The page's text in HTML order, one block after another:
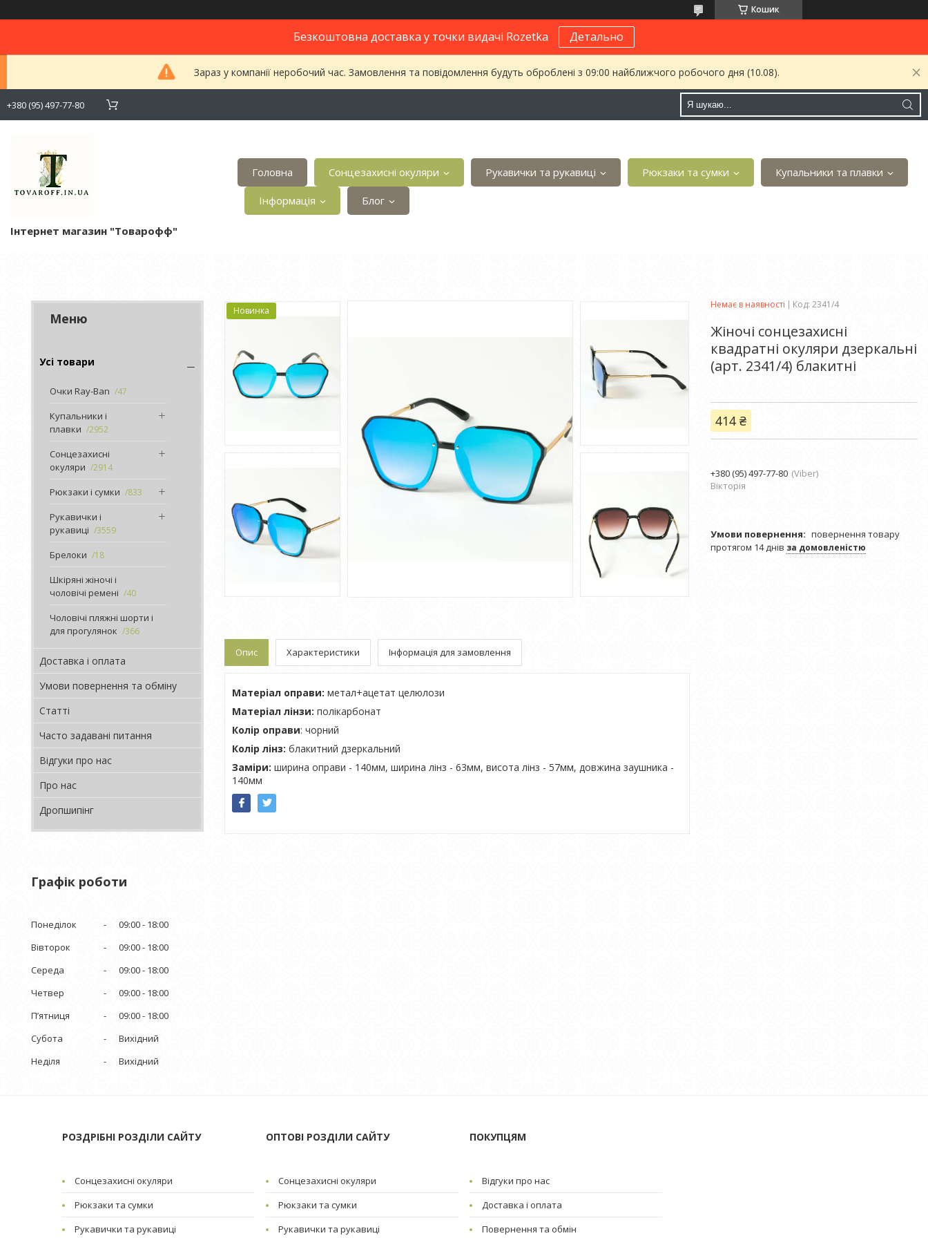
Кошик
Безкоштовна доставка у точки видачі Rozetka Детально
Зараз у компанії неробочий час. Замовлення та повідомлення будуть оброблені з 09:00 найближчого робочого дня (10.08).
+380 (95) 497-77-80
Інтернет магазин "Товарофф"
Головна Сонцезахисні окуляри Рукавички та рукавиці Рюкзаки та сумки Купальники та плавки
Інформація Блог
Усі товари
Очки Ray-Ban 47
Купальники і
плавки
2952
Сонцезахисні
окуляри
2914
Рюкзаки і сумки 833
Рукавички і
рукавиці
3559
Брелоки 18
Шкіряні жіночі і
чоловічі ремені
40
Чоловічі пляжні шорти і
для прогулянок
366
Доставка і оплата
Умови повернення та обміну
Статті
Часто задавані питання
Відгуки про нас
Про нас
Дропшипінг
Графік роботи
Понеділок 09:00
18:00
Вівторок
09:00
18:00
Середа
09:00
18:00
Четвер
09:00
18:00
Пʼятниця
09:00
18:00
Субота
Вихідний
Неділя
Вихідний
Новинка
Опис Характеристики Інформація для замовлення
Матеріал оправи: метал+ацетат целюлози
Матеріал лінзи: полікарбонат
Колір оправи: чорний
Колір лінз: блакитний дзеркальний
Заміри: ширина оправи - 140мм, ширина лінз - 63мм, висота лінз - 57мм, довжина заушника -
140мм
Немає в наявності Код: 2341/4
Жіночі сонцезахисні
квадратні окуляри дзеркальні
(арт. 2341/4) блакитні
414 ₴
+380 (95) 497-77-80 Viber
Вікторія
повернення товару
протягом 14 днів за домовленістю
РОЗДРІБНІ РОЗДІЛИ САЙТУ
Сонцезахисні окуляри
Рюкзаки та сумки
Рукавички та рукавиці
ОПТОВІ РОЗДІЛИ САЙТУ
Сонцезахисні окуляри
Рюкзаки та сумки
Рукавички та рукавиці
ПОКУПЦЯМ
Відгуки про нас
Доставка і оплата
Повернення та обмін